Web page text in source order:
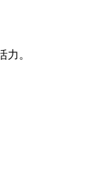
力。